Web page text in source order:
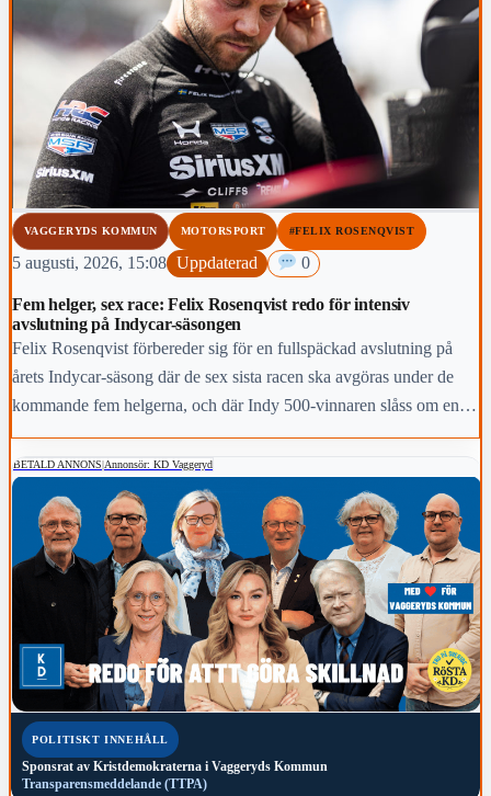
VAGGERYDS KOMMUN MOTORSPORT #FELIX ROSENQVIST
5 augusti, 2026, 15:08 Uppdaterad 0
Fem helger, sex race: Felix Rosenqvist redo för intensiv
avslutning på Indycar-säsongen
Felix Rosenqvist förbereder sig för en fullspäckad avslutning på
årets Indycar-säsong där de sex sista racen ska avgöras under de
kommande fem helgerna, och där Indy 500-vinnaren slåss om en
topp-fem-placering i den slutliga mästerskapstabellen.
BETALD ANNONS|Annonsör: KD Vaggeryd
POLITISKT INNEHÅLL
Sponsrat av Kristdemokraterna i Vaggeryds Kommun
Transparensmeddelande (TTPA)